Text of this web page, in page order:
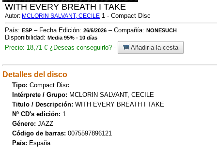
WITH EVERY BREATH I TAKE
Autor: MCLORIN SALVANT, CECILE 1 - Compact Disc
País: ESP – Fecha Edición: 26/6/2026 – Compañía: NONESUCH
Disponibilidad: Media 95% - 10 días
Precio: 18,71 € ¿Deseas conseguirlo? - Añadir a la cesta
Detalles del disco
Tipo: Compact Disc
Intérprete / Grupo: MCLORIN SALVANT, CECILE
Titulo / Descripción: WITH EVERY BREATH I TAKE
Nº CD's edición: 1
Género: JAZZ
Código de barras: 0075597896121
País: España